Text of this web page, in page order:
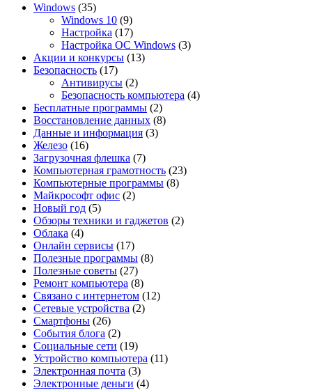
Windows (35)
Windows 10 (9)
Настройка (17)
Настройка ОС Windows (3)
Акции и конкурсы (13)
Безопасность (17)
Антивирусы (2)
Безопасность компьютера (4)
Бесплатные программы (2)
Восстановление данных (8)
Данные и информация (3)
Железо (16)
Загрузочная флешка (7)
Компьютерная грамотность (23)
Компьютерные программы (8)
Майкрософт офис (2)
Новый год (5)
Обзоры техники и гаджетов (2)
Облака (4)
Онлайн сервисы (17)
Полезные программы (8)
Полезные советы (27)
Ремонт компьютера (8)
Связано с интернетом (12)
Сетевые устройства (2)
Смартфоны (26)
События блога (2)
Социальные сети (19)
Устройство компьютера (11)
Электронная почта (3)
Электронные деньги (4)